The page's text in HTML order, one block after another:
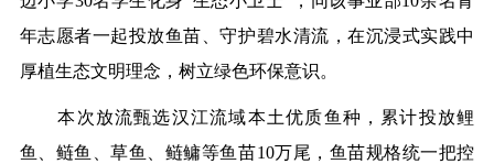
年志愿者一起投放鱼苗、守护碧水清流，在沉浸式实践中
厚植生态文明理念，树立绿色环保意识。
本次放流甄选汉江流域本土优质鱼种，累计投放鲤
鱼、鲢鱼、草鱼、鲢鳙等鱼苗10万尾，鱼苗规格统一把控